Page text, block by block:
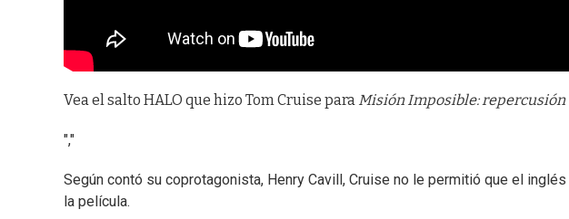
Vea el salto HALO que hizo Tom Cruise para Misión Imposible: repercusión
","
Según contó su coprotagonista, Henry Cavill, Cruise no le permitió que el
la película.